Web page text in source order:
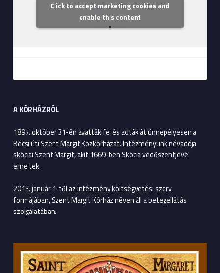
Szent Margit Kórház
Click to accept marketing cookies and
enable this content
A KÓRHÁZRÓL
1897. október 31-én avatták fel és adták át ünnepélyesen a
Bécsi úti Szent Margit Közkórházat. Intézményünk névadója
skóciai Szent Margit, akit 1669-ben Skócia védőszentjévé
emeltek.
2013. január 1-től az intézmény költségvetési szerv
formájában, Szent Margit Kórház néven áll a betegellátás
szolgálatában.